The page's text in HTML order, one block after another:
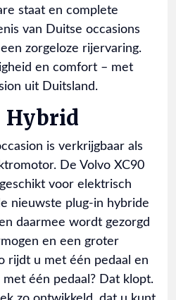
staat en complete
van Duitse occasions
zorgeloze rijervaring.
en comfort – met
uit Duitsland.
Hybrid
is verkrijgbaar als
De Volvo XC90
voor elektrisch
nieuwste plug-in hybride
daarmee wordt gezorgd
en een groter
rijdt u met één pedaal en
één pedaal? Dat klopt.